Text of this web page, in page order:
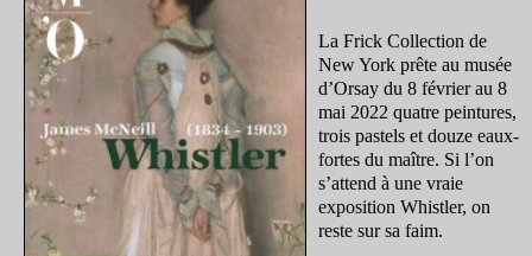
La Frick Collection de
New York prête au musée
d’Orsay du 8 février au 8
mai 2022 quatre peintures,
trois pastels et douze eaux-
fortes du maître. Si l’on
s’attend à une vraie
exposition Whistler, on
reste sur sa faim.